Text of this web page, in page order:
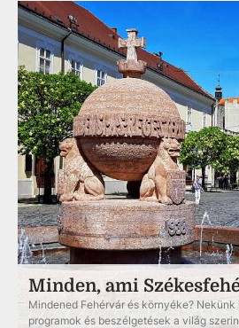
Minden, ami
Mindened Fehérvár és környéke? Nekünk
programok és beszélgetések a világ